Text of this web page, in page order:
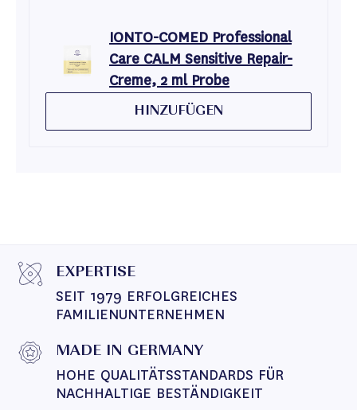
IONTO-COMED Professional
Care CALM Sensitive Repair-
Creme, 2 ml Probe
HINZUFÜGEN
EXPERTISE
SEIT 1979 ERFOLGREICHES
FAMILIENUNTERNEHMEN
MADE IN GERMANY
HOHE QUALITÄTSSTANDARDS FÜR
NACHHALTIGE BESTÄNDIGKEIT